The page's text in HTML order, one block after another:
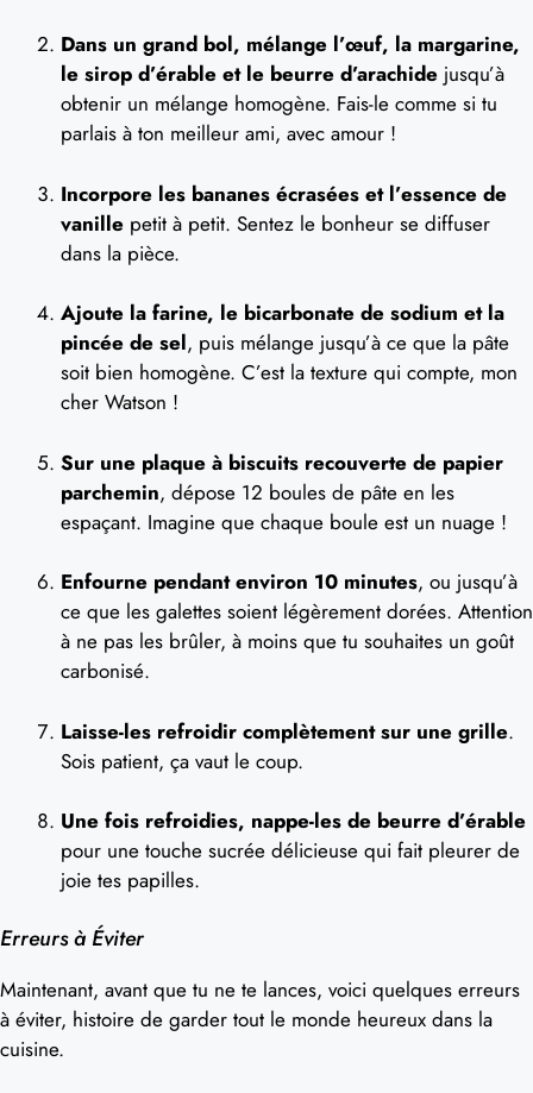
Dans un grand bol, mélange l’œuf, la margarine,
le sirop d’érable et le beurre d’arachide jusqu’à
obtenir un mélange homogène. Fais-le comme si tu
parlais à ton meilleur ami, avec amour !
Incorpore les bananes écrasées et l’essence de
vanille petit à petit. Sentez le bonheur se diffuser
dans la pièce.
Ajoute la farine, le bicarbonate de sodium et la
pincée de sel, puis mélange jusqu’à ce que la pâte
soit bien homogène. C’est la texture qui compte, mon
cher Watson !
Sur une plaque à biscuits recouverte de papier
parchemin, dépose 12 boules de pâte en les
espaçant. Imagine que chaque boule est un nuage !
Enfourne pendant environ 10 minutes, ou jusqu’à
ce que les galettes soient légèrement dorées. Attention
à ne pas les brûler, à moins que tu souhaites un goût
carbonisé.
Laisse-les refroidir complètement sur une grille.
Sois patient, ça vaut le coup.
Une fois refroidies, nappe-les de beurre d’érable
pour une touche sucrée délicieuse qui fait pleurer de
joie tes papilles.
Erreurs à Éviter
Maintenant, avant que tu ne te lances, voici quelques erreurs
à éviter, histoire de garder tout le monde heureux dans la
cuisine.